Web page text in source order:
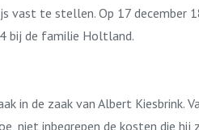
vast te stellen. Op 17 december
bij de familie Holtland.
in de zaak van Albert Kiesbrink.
niet inbegrepen de kosten die